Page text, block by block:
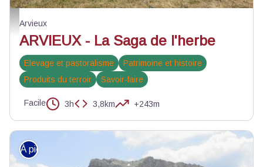
Dans les prés de Villargaudin - Yoann Oliverio - Pays d’art et d’histoire
Arvieux
ARVIEUX - La Saga de l'herbe
Elevage et pastoralisme
Patrimoine et histoire
Produits du terroir
Savoir-faire
Facile 3h 3,8km +243m
À pied